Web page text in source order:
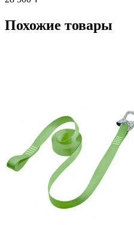
Похожие товары